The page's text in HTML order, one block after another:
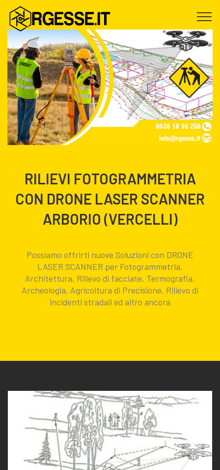
RILIEVI FOTOGRAMMETRIA
CON DRONE LASER SCANNER
ARBORIO (VERCELLI)
Possiamo offrirti nuove Soluzioni con DRONE
LASER SCANNER per Fotogrammetria,
Architettura, Rilievo di facciate, Termografia,
Archeologia, Agricoltura di Precisione, Rilievo di
incidenti stradali ed altro ancora